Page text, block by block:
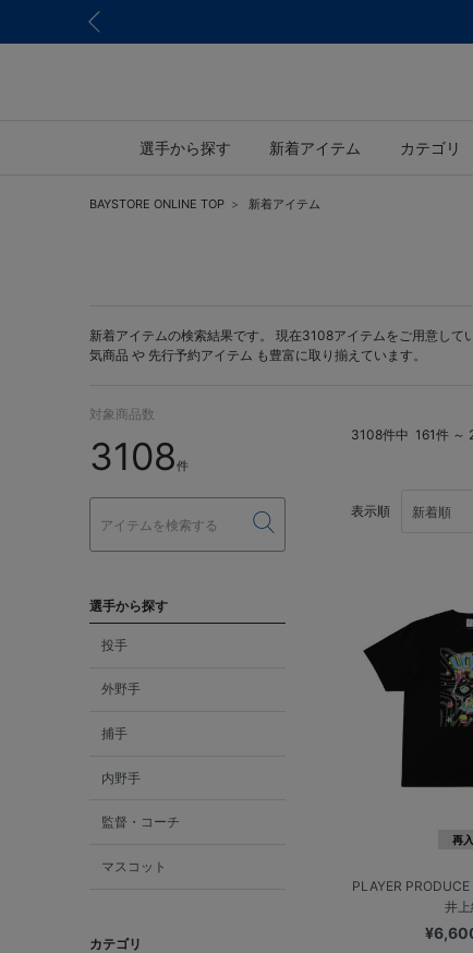
選手から探す 新着アイテム カテゴリ
BAYSTORE ONLINE TOP 新着アイテム
新着アイテムの検索結果です。 現在3108アイテムをご用意して
気商品 や 先行予約アイテム も豊富に取り揃えています。
対象商品数
3108件
選手から探す
投手
外野手
捕手
内野手
監督・コーチ
マスコット
カテゴリ
3108件中 161件 ～
表示順
再
PLAYER
井